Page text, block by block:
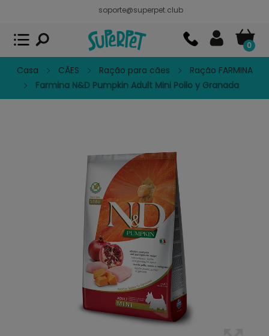
soporte@superpet.club
0
Casa CÃES Ração para cães
Ração FARMINA
Farmina N&D Pumpkin Adult Mini Pollo y Granada
Superpet, comida para mascotas
APP GRATIS - En Google Play